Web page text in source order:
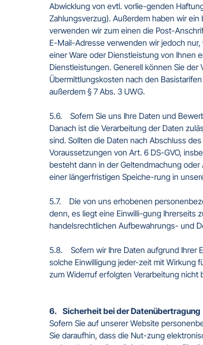
Abwicklung von evtl. vorlie-genden
Zahlungsverzug). Außerdem haben wir
verwenden wir zum einen die Post-
E-Mail-Adresse verwenden wir jedoch
einer Ware oder Dienstleistung von Ihnen
Dienstleistungen. Generell können Sie
Übermittlungskosten nach den
außerdem § 7 Abs. 3 UWG.
5.6.    Sofern Sie uns Ihre Daten und
Danach ist die Verarbeitung der Daten
sind. Sollten die Daten nach Abschluss
Voraussetzungen von Art. 6 DS-GVO,
besteht dann in der Geltendmachung
einer längerfristigen Speiche-rung in
5.7.    Die von uns erhobenen
denn, es liegt eine Einwilli-gung Ihrerseits
handelsrechtlichen Aufbewahrungs- und
5.8.    Sofern wir Ihre Daten aufgrund
solche Einwilligung jeder-zeit mit Wirkung
zum Widerruf erfolgten Verarbeitung nicht
6.    Sicherheit bei der Datenübertragung
Sofern Sie auf unserer Website
Sie daraufhin, dass die Nut-zung